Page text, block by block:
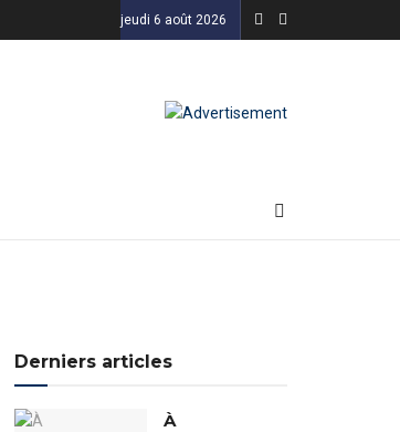
jeudi 6 août 2026
Derniers articles
À